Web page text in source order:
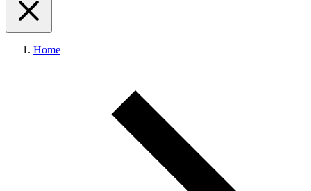
Home